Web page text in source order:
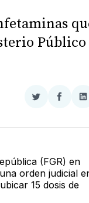
Público
Compartir
Twitter
(FGR) en
orden judicial
15 dosis de